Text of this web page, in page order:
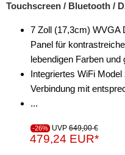
Touchscreen / Bluetooth /
7 Zoll (17,3cm) WVGA
Panel für
lebendigen Farben
Integriertes WiFi
Verbindung mit
...
-26% UVP 649,00 €
479,24 EUR*